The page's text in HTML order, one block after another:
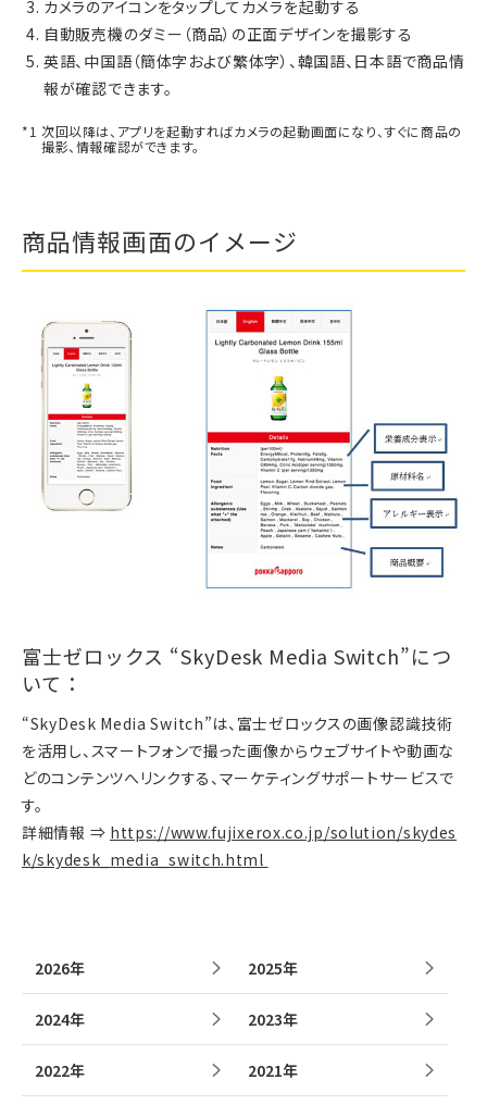
カメラのアイコンをタップしてカメラを起動する
自動販売機のダミー（商品）の正面デザインを撮影する
英語、中国語（簡体字および繁体字）、韓国語、日本語で商品情
報が確認できます。
次回以降は、アプリを起動すればカメラの起動画面になり、すぐに商品の
撮影、情報確認ができます。
商品情報画面のイメージ
富士ゼロックス “SkyDesk Media Switch”につ
いて：
“SkyDesk Media Switch”は、富士ゼロックスの画像認識技術
を活用し、スマートフォンで撮った画像からウェブサイトや動画な
どのコンテンツへリンクする、マーケティングサポートサービスで
す。
詳細情報 ⇒ https://www.fujixerox.co.jp/solution/skydes
k/skydesk_media_switch.html
2026年 2025年
2024年 2023年
2022年 2021年